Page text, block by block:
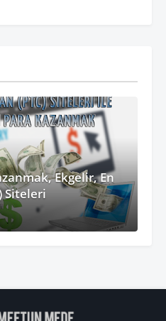
Ekgelir, En
Siteleri